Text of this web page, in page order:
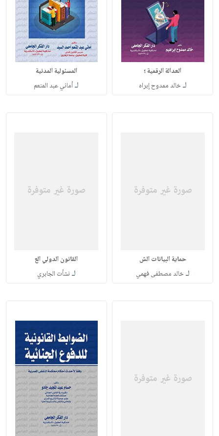
العدالة الرقمية ؛
لـخالد ممدوح إبراه
المسئولية المدنية
لـأماني عبد المنعم
حماية البيانات الش
لـخالد مصطفى فهمي
القانون الدولي الع
لـ نشأت الجابري